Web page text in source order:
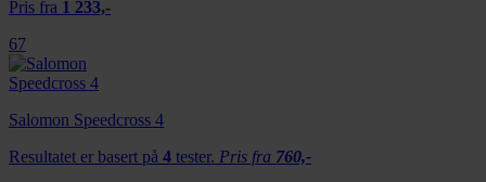
Pris fra 1 233,-
67
Salomon Speedcross 4
Resultatet er basert på 4 tester. Pris fra 760,-